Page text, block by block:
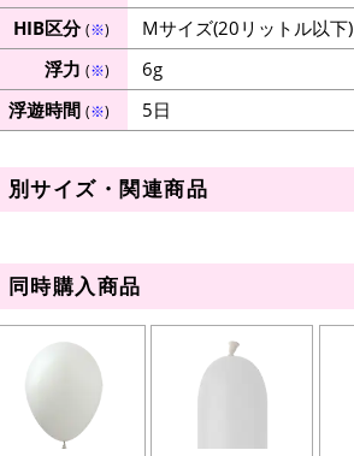
HIB区分(※)
Mサイズ(20リットル以下)
浮力 (※)
6g
浮遊時間 (※) 5日
別サイズ・関連商品
同時購入商品